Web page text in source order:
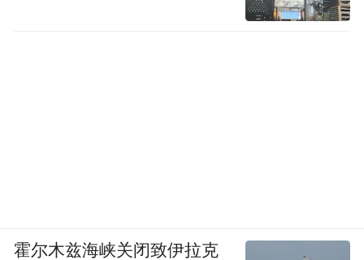
霍尔木兹海峡关闭致伊拉克